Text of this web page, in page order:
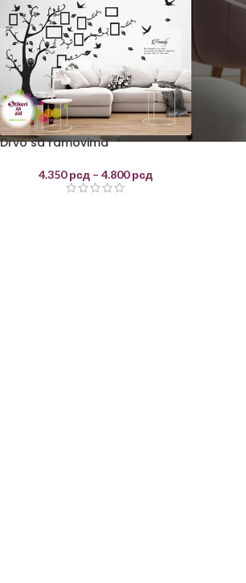
Drvo sa ramovima
4.350рсд – 4.800рсд